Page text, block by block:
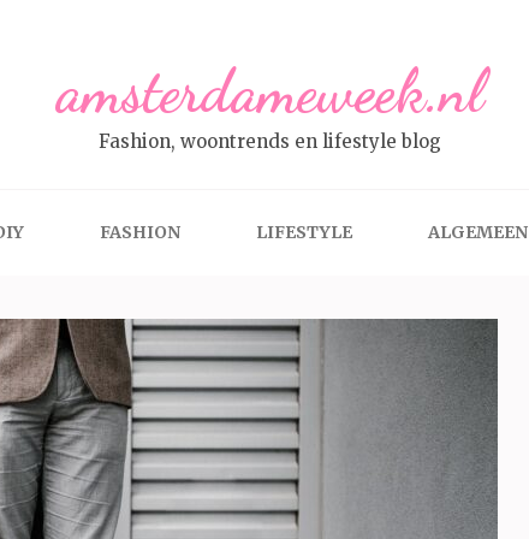
amsterdameweek.nl
Fashion, woontrends en lifestyle blog
FASHION LIFESTYLE ALGEMEEN